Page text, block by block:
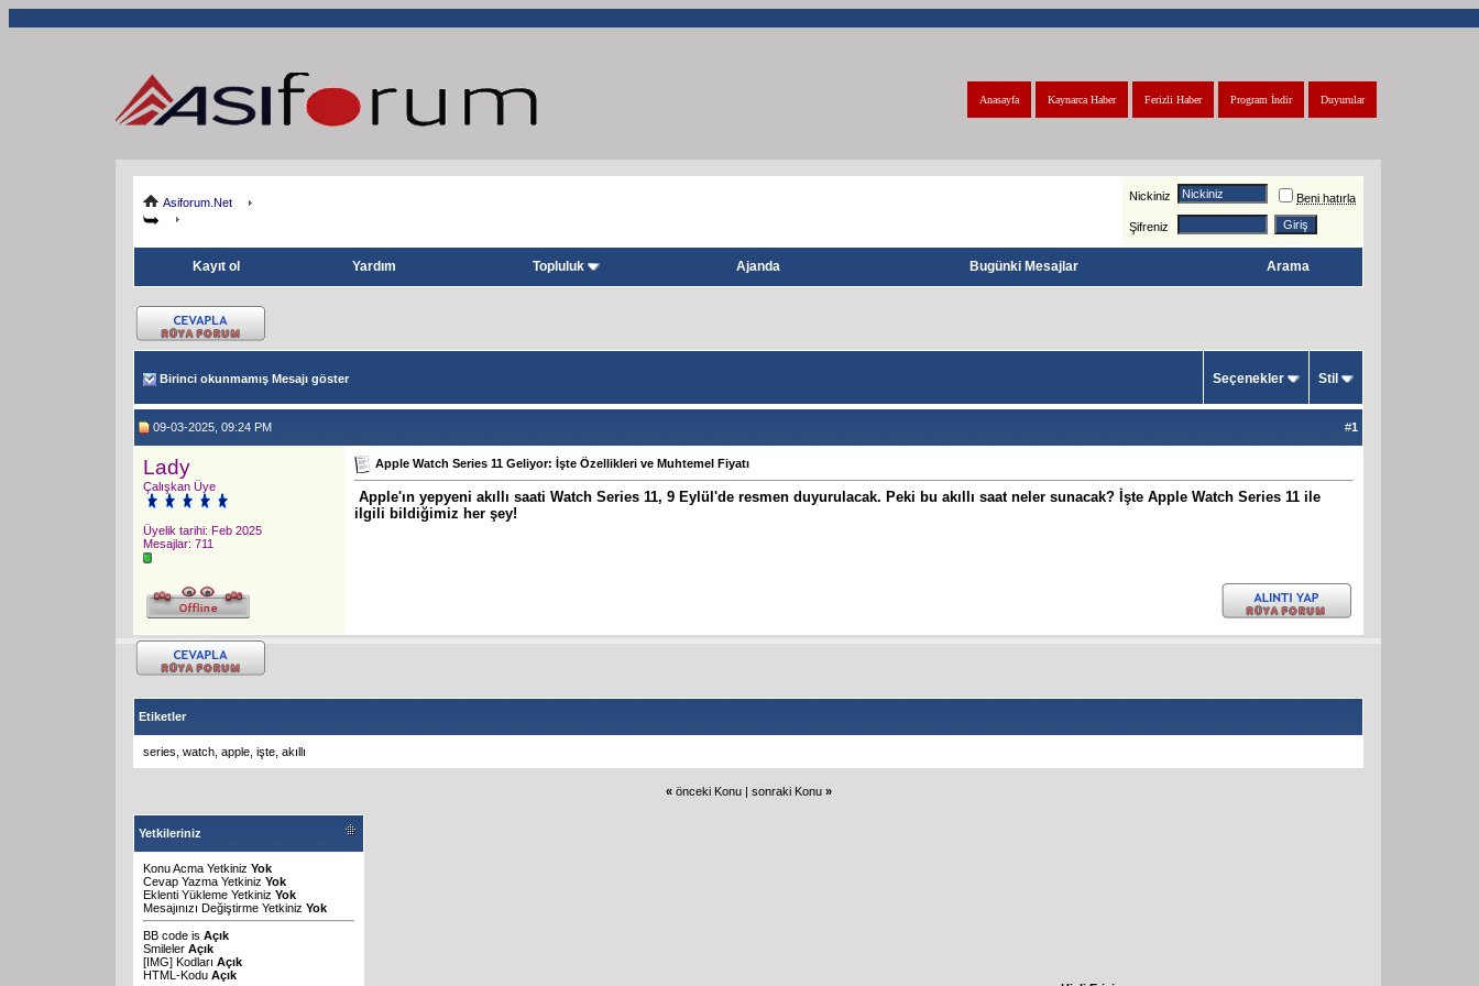
Duyurular
Program İndir
Ferizli Haber
Kaynarca Haber
Anasayfa
Asiforum.Net Nickiniz Beni hatırla
Şifreniz
Kayıt ol Yardım Topluluk Ajanda Bugünki Mesajlar Arama
Birinci okunmamış Mesajı göster Seçenekler Stil
09-03-2025, 09:24 PM #1
Lady
Çalışkan Üye
Üyelik tarihi: Feb 2025
Mesajlar: 711
Apple Watch Series 11 Geliyor: İşte Özellikleri ve Muhtemel Fiyatı
Apple'ın yepyeni akıllı saati Watch Series 11, 9 Eylül'de resmen duyurulacak. Peki bu akıllı saat neler sunacak? İşte Apple Watch Series 11 ile
ilgili bildiğimiz her şey!
Etiketler
series watch apple işte akıllı
« önceki Konu| sonraki Konu »
Yetkileriniz
Konu Acma Yetkiniz Yok
Cevap Yazma Yetkiniz Yok
Eklenti Yükleme Yetkiniz Yok
Mesajınızı Değiştirme Yetkiniz Yok
BB code is Açık
Smileler Açık
[IMG] Kodları Açık
HTML-Kodu Açık